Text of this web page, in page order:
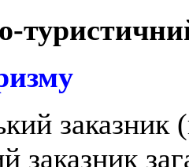
заказник